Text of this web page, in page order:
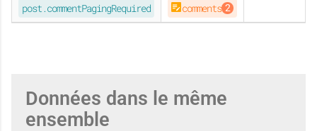
post.commentPagingRequired comments
Données dans le même
ensemble